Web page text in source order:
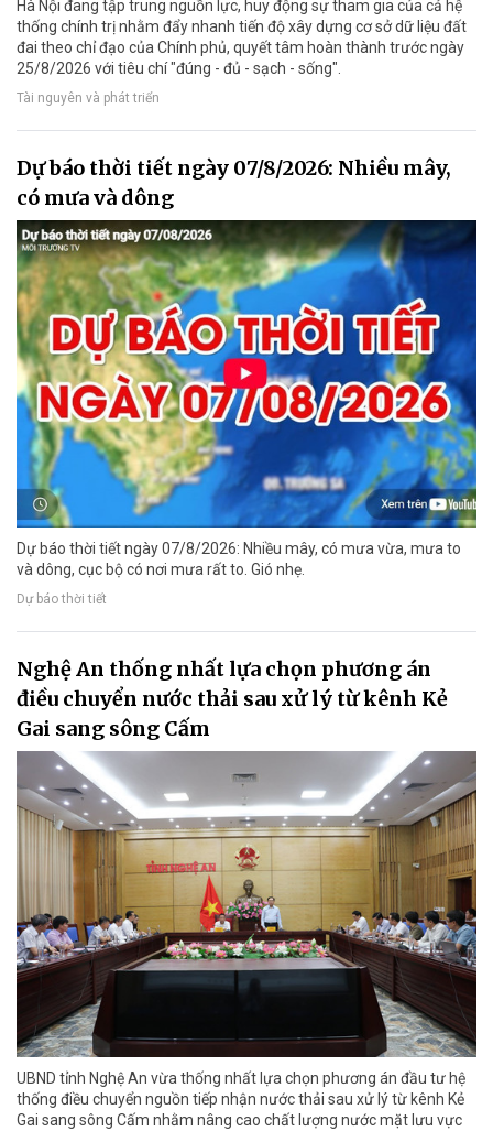
Hà Nội đang tập trung nguồn lực, huy động sự tham gia của cả hệ
thống chính trị nhằm đẩy nhanh tiến độ xây dựng cơ sở dữ liệu đất
đai theo chỉ đạo của Chính phủ, quyết tâm hoàn thành trước ngày
25/8/2026 với tiêu chí "đúng - đủ - sạch - sống".
Tài nguyên và phát triển
Dự báo thời tiết ngày 07/8/2026: Nhiều mây,
có mưa và dông
Dự báo thời tiết ngày 07/8/2026: Nhiều mây, có mưa vừa, mưa to
và dông, cục bộ có nơi mưa rất to. Gió nhẹ.
Dự báo thời tiết
Nghệ An thống nhất lựa chọn phương án
điều chuyển nước thải sau xử lý từ kênh Kẻ
Gai sang sông Cấm
UBND tỉnh Nghệ An vừa thống nhất lựa chọn phương án đầu tư hệ
thống điều chuyển nguồn tiếp nhận nước thải sau xử lý từ kênh Kẻ
Gai sang sông Cấm nhằm nâng cao chất lượng nước mặt lưu vực